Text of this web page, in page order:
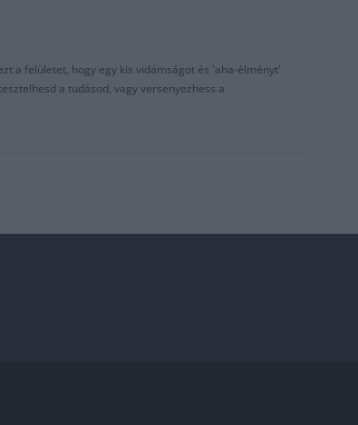
a felületet, hogy egy kis vidámságot és 'aha-élményt'
a tudásod, vagy versenyezhess a